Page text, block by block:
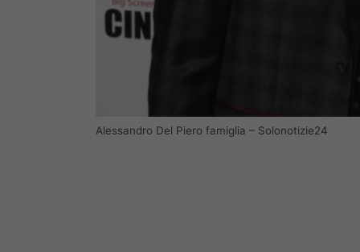
Alessandro Del Piero famiglia – Solonotizie24